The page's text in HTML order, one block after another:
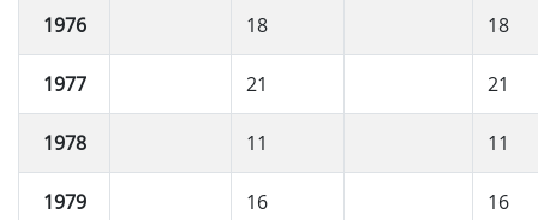
1976 18 18
1977 21 21
1978 11 11
1979 16 16